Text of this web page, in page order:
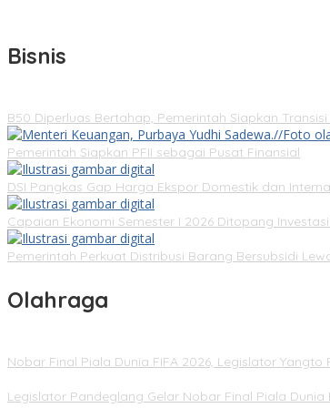
Bisnis
B50 Diperluas Bertahap, Pemerintah Siapkan
Pemerintah Siapkan PFII sebagai Pusat Finansial
DSI Pangkas Gap Harga Ekspor Domestik dan
Capaian Ekonomi Semester I 2026 Ditopang Investasi
Pemerintah Perkuat Distribusi Barang Bersubsidi
Olahraga
Nobar Final Piala Dunia FIFA 2026, Legislator
Legislator Pandeglang Gelar Nobar Final Piala